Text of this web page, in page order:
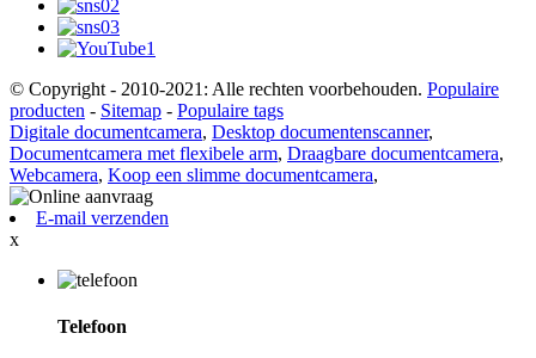
© Copyright - 2010-2021: Alle rechten voorbehouden. Populaire
producten - Sitemap - Populaire tags
Digitale documentcamera, Desktop documentenscanner,
Documentcamera met flexibele arm, Draagbare documentcamera,
Webcamera, Koop een slimme documentcamera,
E-mail verzenden
x
Telefoon